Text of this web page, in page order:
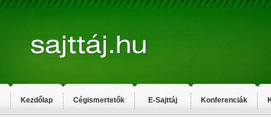
Kezdőlap Cégismertetők E-Sajttáj Konferenciák